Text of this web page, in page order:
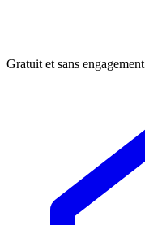
Gratuit et sans engagement